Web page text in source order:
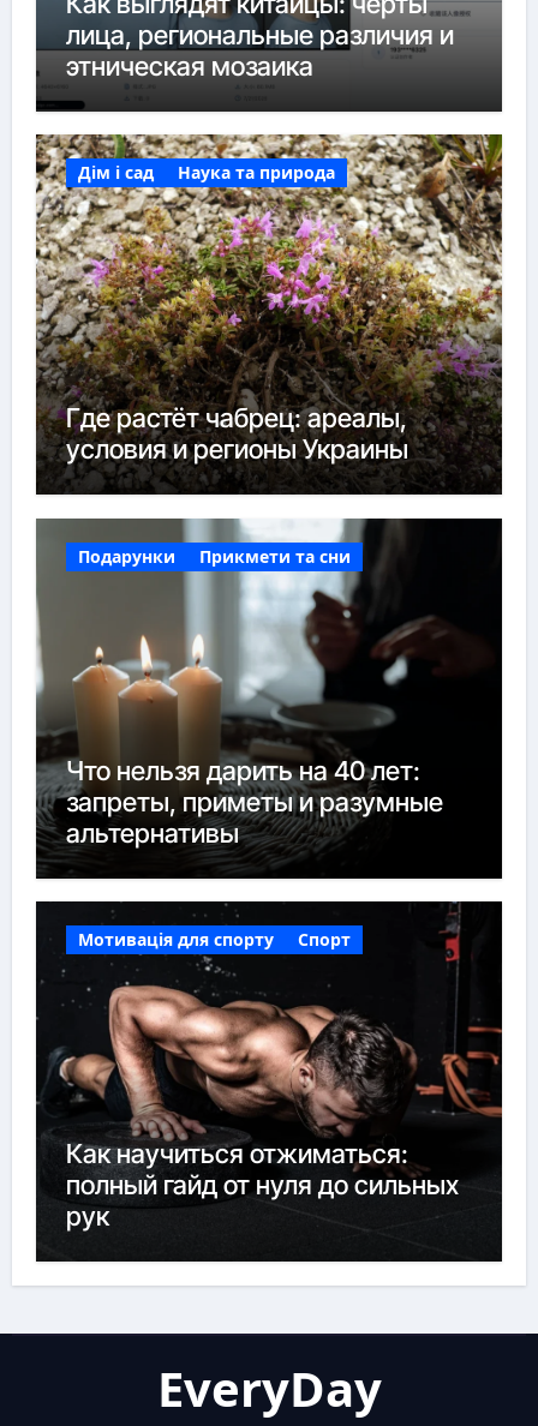
лица, региональные различия и
этническая мозаика
Дім і сад Наука та природа
Где растёт чабрец: ареалы,
условия и регионы Украины
Подарунки Прикмети та сни
Что нельзя дарить на 40 лет:
запреты, приметы и разумные
альтернативы
Мотивація для спорту Спорт
Как научиться отжиматься:
полный гайд от нуля до сильных
рук
EveryDay